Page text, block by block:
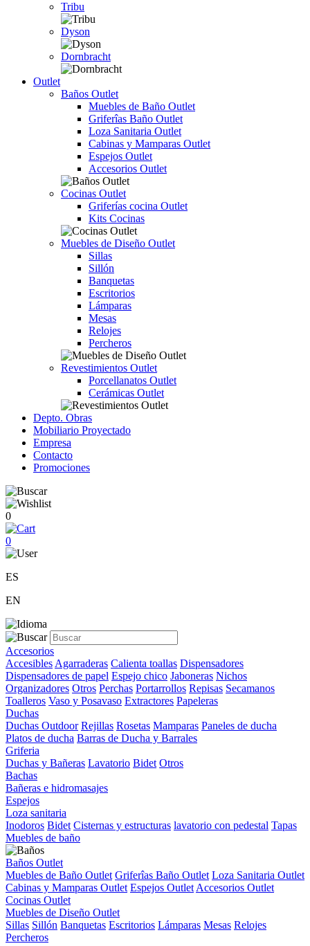
Tribu
Dyson
Dornbracht
Outlet
Baños Outlet
Muebles de Baño Outlet
Griferîas Baño Outlet
Loza Sanitaria Outlet
Cabinas y Mamparas Outlet
Espejos Outlet
Accesorios Outlet
Cocinas Outlet
Griferías cocina Outlet
Kits Cocinas
Muebles de Diseño Outlet
Sillas
Sillón
Banquetas
Escritorios
Lámparas
Mesas
Relojes
Percheros
Revestimientos Outlet
Porcellanatos Outlet
Cerámicas Outlet
Depto. Obras
Mobiliario Proyectado
Empresa
Contacto
Promociones
0
0
ES
EN
Accesorios
Accesibles Agarraderas Calienta toallas Dispensadores
Dispensadores de papel Espejo chico Jaboneras Nichos
Organizadores Otros Perchas Portarrollos Repisas Secamanos
Toalleros Vaso y Posavaso Extractores Papeleras
Duchas
Duchas Outdoor Rejillas Rosetas Mamparas Paneles de ducha
Platos de ducha Barras de Ducha y Barrales
Griferia
Duchas y Bañeras Lavatorio Bidet Otros
Bachas
Bañeras e hidromasajes
Espejos
Loza sanitaria
Inodoros Bidet Cisternas y estructuras lavatorio con pedestal Tapas
Muebles de baño
Baños Outlet
Muebles de Baño Outlet Griferîas Baño Outlet Loza Sanitaria Outlet
Cabinas y Mamparas Outlet Espejos Outlet Accesorios Outlet
Cocinas Outlet
Muebles de Diseño Outlet
Sillas Sillón Banquetas Escritorios Lámparas Mesas Relojes
Percheros